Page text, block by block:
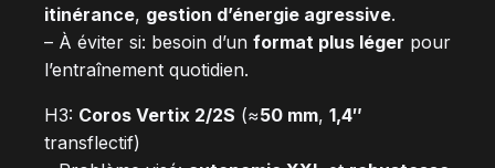
itinérance, gestion d’énergie agressive.
– À éviter si: besoin d’un format plus léger pour
l’entraînement quotidien.
H3: Coros Vertix 2/2S (≈50 mm, 1,4″
transflectif)